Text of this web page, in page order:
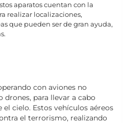
aparatos cuentan con la
realizar localizaciones,
que pueden ser de gran ayuda,
con aviones no
para llevar a cabo
cielo. Estos vehículos aéreos
el terrorismo, realizando